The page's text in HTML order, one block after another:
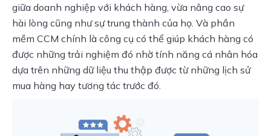
giữa doanh nghiệp với khách hàng, vừa nâng cao sự
hài lòng cũng như sự trung thành của họ. Và phần
mềm CCM chính là công cụ có thể giúp khách hàng có
được những trải nghiệm đó nhờ tính năng cá nhân hóa
dựa trên những dữ liệu thu thập được từ những lịch sử
mua hàng hay tương tác trước đó.